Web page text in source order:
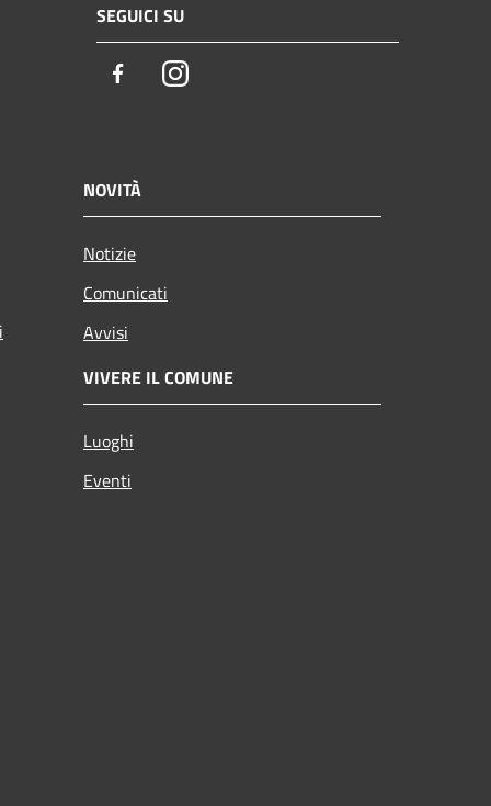
SEGUICI SU
FacebookInstagram
NOVITÀ
Notizie
Comunicati
Avvisi
VIVERE IL COMUNE
Luoghi
Eventi